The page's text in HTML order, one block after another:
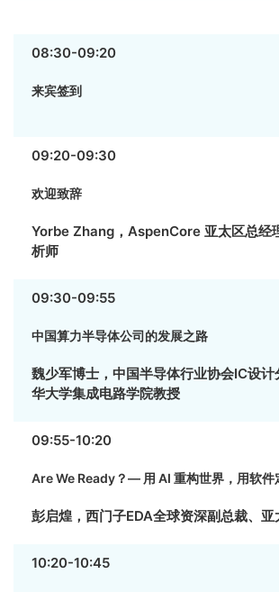
08:30-09:20
来宾签到
09:20-09:30
欢迎致辞
Yorbe Zhang，AspenCore 亚太区总经
析师
09:30-09:55
中国算力半导体公司的发展之路
魏少军博士，中国半导体行业协会IC设
华大学集成电路学院教授
09:55-10:20
Are We Ready？— 用 AI 重构世界，用软件
彭启煌，西门子EDA全球资深副总裁、亚
10:20-10:45